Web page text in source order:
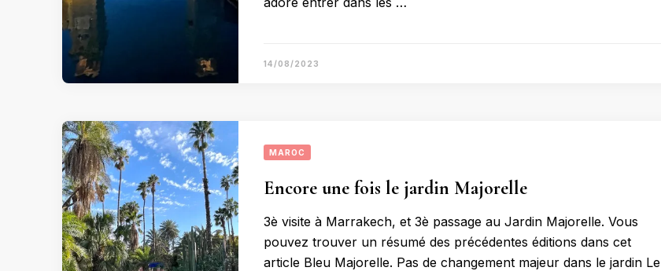
14/08/2023
MAROC
Encore une fois le jardin Majorelle
3è visite à Marrakech, et 3è passage au Jardin Majorelle. Vous
pouvez trouver un résumé des précédentes éditions dans cet
article Bleu Majorelle. Pas de changement majeur dans le jardin Le